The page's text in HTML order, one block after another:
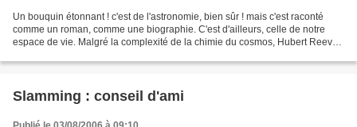
Un bouquin étonnant ! c'est de l'astronomie, bien sûr ! mais c'est raconté
comme un roman, comme une biographie. C'est d'ailleurs, celle de notre
espace de vie. Malgré la complexité de la chimie du cosmos, Hubert Reeves
Slamming : conseil d'ami